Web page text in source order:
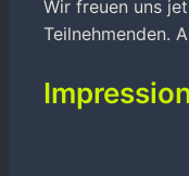
Wir freuen uns
Teilnehmenden.